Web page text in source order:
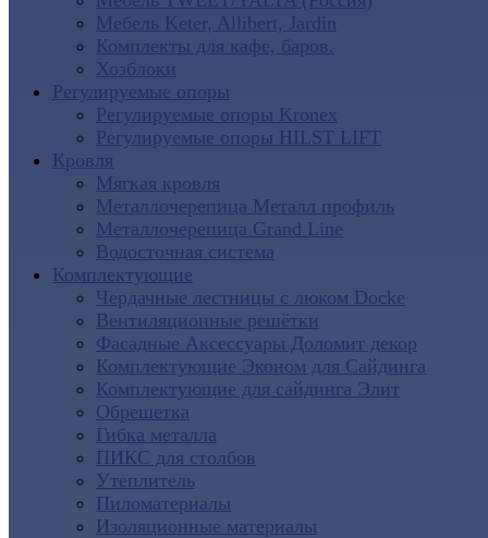
Мебель Keter, Allibert, Jardin
Комплекты для кафе, баров.
Хозблоки
Регулируемые опоры
Регулируемые опоры Kronex
Регулируемые опоры HILST LIFT
Кровля
Мягкая кровля
Металлочерепица Металл профиль
Металлочерепица Grand Line
Водосточная система
Комплектующие
Чердачные лестницы с люком Docke
Вентиляционные решётки
Фасадные Аксессуары Доломит декор
Комплектующие Эконом для Сайдинга
Комплектующие для cайдинга Элит
Обрешетка
Гибка металла
ПИКС для столбов
Утеплитель
Пиломатериалы
Изоляционные материалы